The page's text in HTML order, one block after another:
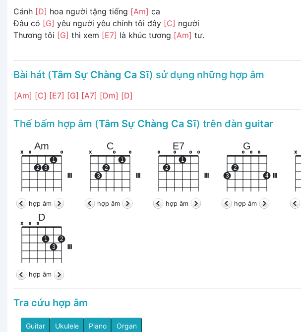
Cánh [D] hoa người tặng tiếng [Am] ca
Đâu có [G] yêu người yêu chính tôi đây [C] người
Thương tôi [G] thì xem [E7] là khúc tương [Am] tư.
Bài hát (Tâm Sự Chàng Ca Sĩ) sử dụng những hợp âm
[Am] [C] [E7] [G] [A7] [Dm] [D]
Thế bấm hợp âm (Tâm Sự Chàng Ca Sĩ) trên đàn guitar
Am
x o
2 3
1
o
hợp âm
C
x
3
2
o
1
o
hợp âm
E7
o
2
o
1
o o
hợp âm
G
3
2
o o o
4
hợp âm
x
D
x o o
1
3
2
hợp âm
Tra cứu hợp âm
Guitar Ukulele Piano Organ